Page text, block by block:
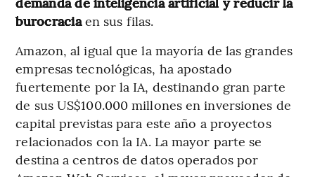
burocraciaen sus filas.
Amazon, al igual que la mayoría de las grandes
empresas tecnológicas, ha apostado
fuertemente por la IA, destinando gran parte
de sus US$100.000 millones en inversiones de
capital previstas para este año a proyectos
relacionados con la IA. La mayor parte se
destina a centros de datos operados por